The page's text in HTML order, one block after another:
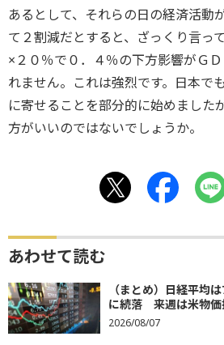
あるとして、それらの日の経済活動
て２割減だとすると、ざっくり言っ
×２０％で０．４％の下方影響がＧ
れません。これは強烈です。日本で
に寄せることを部分的に始めました
方がいいのではないでしょうか。
あわせて読む
（まとめ）日経平均
に続落 来週は米物価
2026/08/07